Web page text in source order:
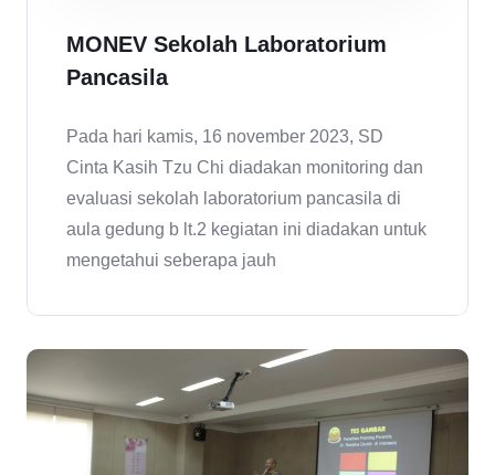
MONEV Sekolah Laboratorium
Pancasila
Pada hari kamis, 16 november 2023, SD
Cinta Kasih Tzu Chi diadakan monitoring dan
evaluasi sekolah laboratorium pancasila di
aula gedung b lt.2 kegiatan ini diadakan untuk
mengetahui seberapa jauh